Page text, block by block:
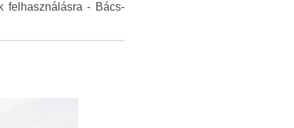
felhasználásra - Bács-